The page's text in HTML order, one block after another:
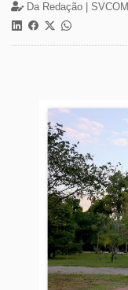
Da Redação | SVCOM